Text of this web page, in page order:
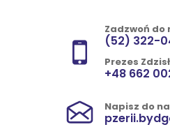
Napisz do
Zadzwoń do
(52) 322-
Prezes
+48 662